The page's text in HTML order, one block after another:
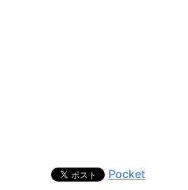
Pocket